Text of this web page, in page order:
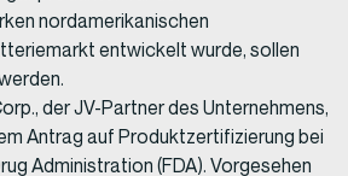
nordamerikanischen
entwickelt wurde, sollen
der JV-Partner des Unternehmens,
Antrag auf Produktzertifizierung bei
Administration (FDA). Vorgesehen